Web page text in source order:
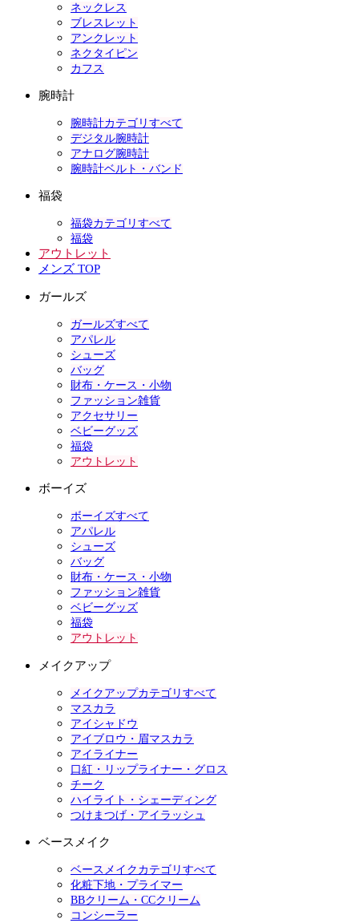
ネックレス
ブレスレット
アンクレット
ネクタイピン
カフス
腕時計
腕時計カテゴリすべて
デジタル腕時計
アナログ腕時計
腕時計ベルト・バンド
福袋
福袋カテゴリすべて
福袋
アウトレット
メンズ TOP
ガールズ
ガールズすべて
アパレル
シューズ
バッグ
財布・ケース・小物
ファッション雑貨
アクセサリー
ベビーグッズ
福袋
アウトレット
ボーイズ
ボーイズすべて
アパレル
シューズ
バッグ
財布・ケース・小物
ファッション雑貨
ベビーグッズ
福袋
アウトレット
メイクアップ
メイクアップカテゴリすべて
マスカラ
アイシャドウ
アイブロウ・眉マスカラ
アイライナー
口紅・リップライナー・グロス
チーク
ハイライト・シェーディング
つけまつげ・アイラッシュ
ベースメイク
ベースメイクカテゴリすべて
化粧下地・プライマー
BBクリーム・CCクリーム
コンシーラー